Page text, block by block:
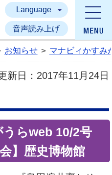
かすみがうら市
Language
音声読み上げ
お知らせ > マナビィかすみ
新日： 2017年11月24日
らweb 10/2号
】歴史博物館